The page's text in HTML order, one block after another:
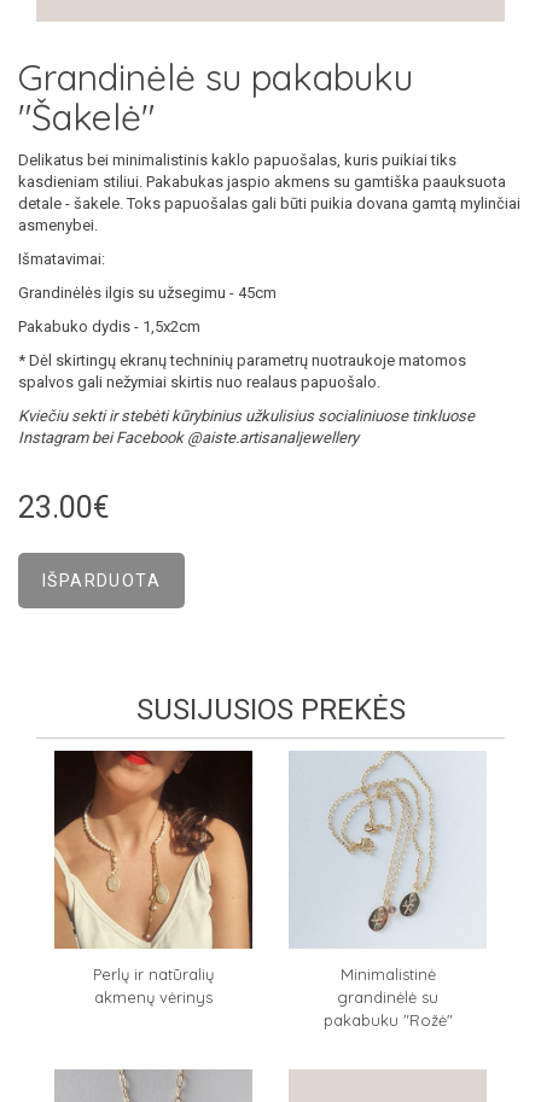
Grandinėlė su pakabuku
"Šakelė"
Delikatus bei minimalistinis kaklo papuošalas, kuris puikiai tiks
kasdieniam stiliui. Pakabukas jaspio akmens su gamtiška paauksuota
detale - šakele. Toks papuošalas gali būti puikia dovana gamtą mylinčiai
asmenybei.
Išmatavimai:
Grandinėlės ilgis su užsegimu - 45cm
Pakabuko dydis - 1,5x2cm
* Dėl skirtingų ekranų techninių parametrų nuotraukoje matomos
spalvos gali nežymiai skirtis nuo realaus papuošalo.
Kviečiu sekti ir stebėti kūrybinius užkulisius socialiniuose tinkluose
Instagram bei Facebook @aiste.artisanaljewellery
23.00€
SUSIJUSIOS PREKĖS
Perlų ir natūralių
akmenų vėrinys
Minimalistinė
grandinėlė su
pakabuku "Rožė"